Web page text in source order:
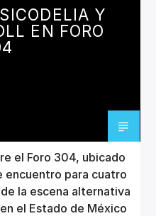
Y
EN FORO
el Foro 304, ubicado
encuentro para cuatro
la escena alternativa
el Estado de México